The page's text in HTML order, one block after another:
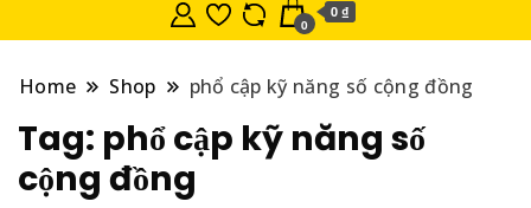
0
0 ₫
Home Shop phổ cập kỹ năng số cộng đồng
Tag: phổ cập kỹ năng số
cộng đồng